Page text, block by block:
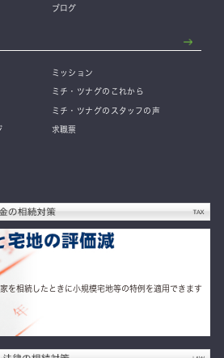
ブログ
ミッション
ミチ・ツナグのこれから
ミチ・ツナグのスタッフの声
求職票
を相続したときに小規模宅地等の特例を適用できます